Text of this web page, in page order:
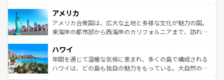
ンツ一覧を参照してほしい。
の建物がそのまま残る町や、スイスならではのユニークな
博物館もあり、アルプス観光だけでなく町歩きも満喫する
ことができる。国民の所得が高いため物価も高いが、旅行
ば市内交通費無料で観光を楽しむこともできる。 なお、新
着のスイス情報はコンテンツ一覧 を参照してほしい。
アメリカ
アメリカ合衆国は、広大な土地と多様な文化が魅力の国。
東海岸の都市部から西海岸のカリフォルニアまで、訪れる
のような巨大都市は、観光、ショッピング、エンターテイ
ンメントが詰まった刺激的なスポットだ。一方、アメリカ
西部には大自然が広がり、グランドキャニオンやイエロー
ハワイ
年間を通じて温暖な気候に恵まれ、多くの島で構成される
ハワイは、どの島も独自の魅力をもっている。大自然の神